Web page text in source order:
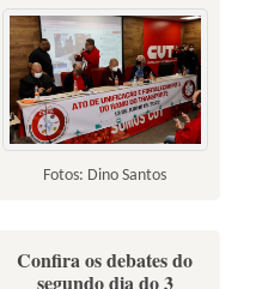
Fotos: Dino Santos
Confira os debates do
segundo dia do 3